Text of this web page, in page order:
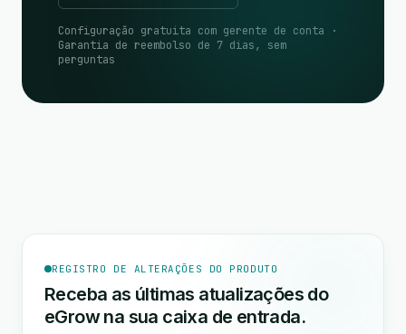
Configuração gratuita com gerente de conta ·
Garantia de reembolso de 7 dias, sem
perguntas
REGISTRO DE ALTERAÇÕES DO PRODUTO
Receba as últimas atualizações do
eGrow na sua caixa de entrada.